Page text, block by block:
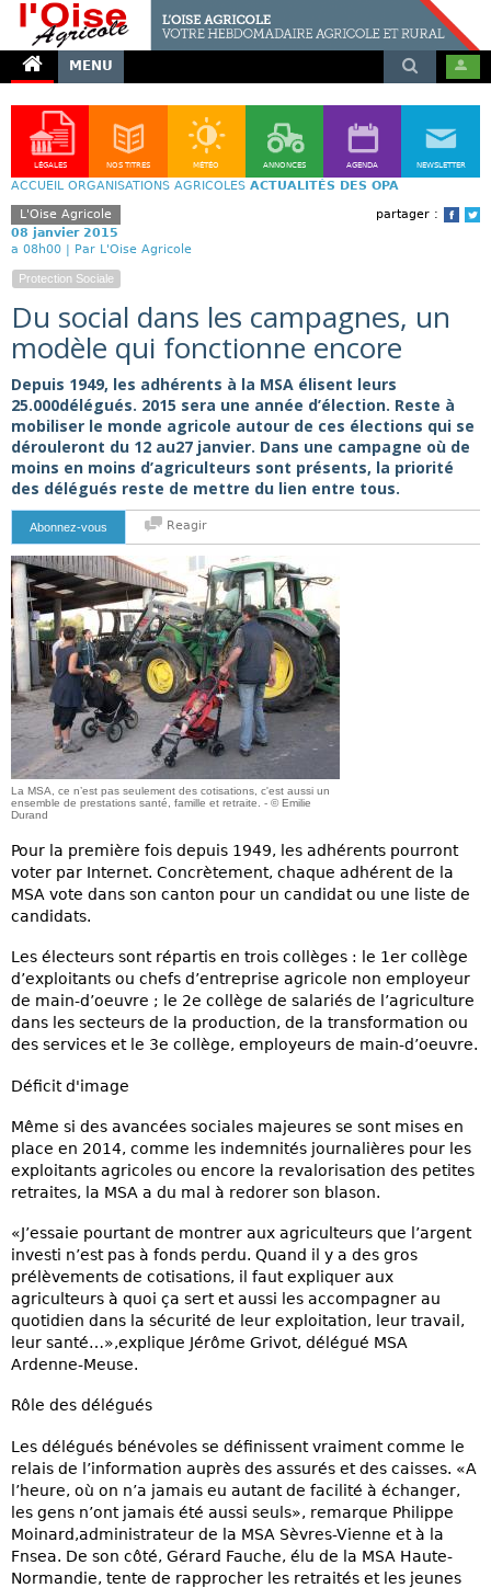
MENU
LÉGALES NOS TITRES MÉTÉO ANNONCES AGENDA NEWSLETTER
ACCUEIL ORGANISATIONS AGRICOLES ACTUALITÉS DES OPA
partager :
L'Oise Agricole
08 janvier 2015
a 08h00 | Par L'Oise Agricole
Protection Sociale
Du social dans les campagnes, un
modèle qui fonctionne encore
Depuis 1949, les adhérents à la MSA élisent leurs
25.000délégués. 2015 sera une année d’élection. Reste à
mobiliser le monde agricole autour de ces élections qui se
dérouleront du 12 au27 janvier. Dans une campagne où de
moins en moins d’agriculteurs sont présents, la priorité
des délégués reste de mettre du lien entre tous.
Abonnez-vous Reagir
La MSA, ce n’est pas seulement des cotisations, c'est aussi un
ensemble de prestations santé, famille et retraite. - © Emilie
Durand
Pour la première fois depuis 1949, les adhérents pourront
voter par Internet. Concrètement, chaque adhérent de la
MSA vote dans son canton pour un candidat ou une liste de
candidats.
Les électeurs sont répartis en trois collèges : le 1er collège
d’exploitants ou chefs d’entreprise agricole non employeur
de main-d’oeuvre ; le 2e collège de salariés de l’agriculture
dans les secteurs de la production, de la transformation ou
des services et le 3e collège, employeurs de main-d’oeuvre.
Déficit d'image
Même si des avancées sociales majeures se sont mises en
place en 2014, comme les indemnités journalières pour les
exploitants agricoles ou encore la revalorisation des petites
retraites, la MSA a du mal à redorer son blason.
«J’essaie pourtant de montrer aux agriculteurs que l’argent
investi n’est pas à fonds perdu. Quand il y a des gros
prélèvements de cotisations, il faut expliquer aux
agriculteurs à quoi ça sert et aussi les accompagner au
quotidien dans la sécurité de leur exploitation, leur travail,
leur santé…»,explique Jérôme Grivot, délégué MSA
Ardenne-Meuse.
Rôle des délégués
Les délégués bénévoles se définissent vraiment comme le
relais de l’information auprès des assurés et des caisses. «A
l’heure, où on n’a jamais eu autant de facilité à échanger,
les gens n’ont jamais été aussi seuls», remarque Philippe
Moinard,administrateur de la MSA Sèvres-Vienne et à la
Fnsea. De son côté, Gérard Fauche, élu de la MSA Haute-
Normandie, tente de rapprocher les retraités et les jeunes